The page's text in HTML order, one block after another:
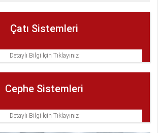
Çatı Sistemleri
Detaylı Bilgi İçin Tıklayınız
Cephe Sistemleri
Detaylı Bilgi İçin Tıklayınız